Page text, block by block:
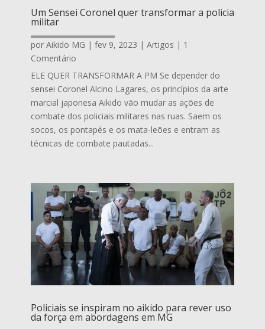
Um Sensei Coronel quer transformar a policia
militar
por Aikido MG | fev 9, 2023 | Artigos | 1
Comentário
ELE QUER TRANSFORMAR A PM Se depender do
sensei Coronel Alcino Lagares, os princípios da arte
marcial japonesa Aikido vão mudar as ações de
combate dos policiais militares nas ruas. Saem os
socos, os pontapés e os mata-leões e entram as
técnicas de combate pautadas...
Policiais se inspiram no aikido para rever uso
da força em abordagens em MG